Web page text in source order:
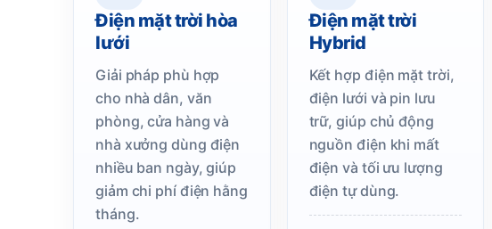
Điện mặt trời hòa
lưới
Giải pháp phù hợp
cho nhà dân, văn
phòng, cửa hàng và
nhà xưởng dùng điện
nhiều ban ngày, giúp
giảm chi phí điện hằng
tháng.
Điện mặt trời
Hybrid
Kết hợp điện mặt trời,
điện lưới và pin lưu
trữ, giúp chủ động
nguồn điện khi mất
điện và tối ưu lượng
điện tự dùng.